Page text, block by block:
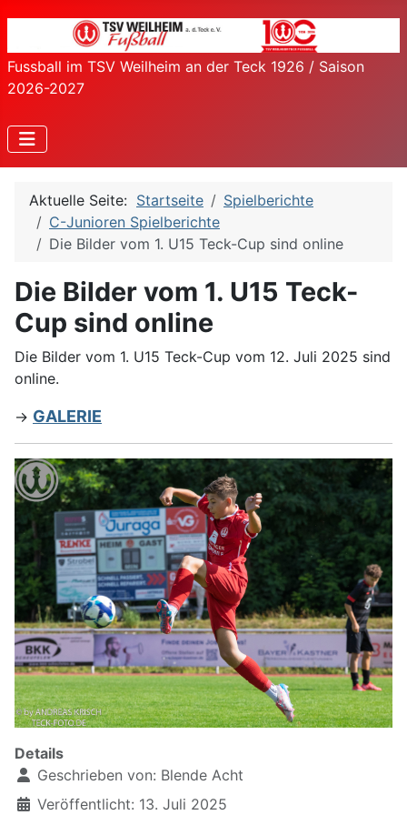
Fussball im TSV Weilheim an der Teck 1926 / Saison
2026-2027
Aktuelle Seite: Startseite
Spielberichte
C-Junioren Spielberichte
Die Bilder vom 1. U15 Teck-Cup sind online
Die Bilder vom 1. U15 Teck-
Cup sind online
Die Bilder vom 1. U15 Teck-Cup vom 12. Juli 2025 sind
online.
-> GALERIE
Details
Geschrieben von: Blende Acht
Veröffentlicht: 13. Juli 2025